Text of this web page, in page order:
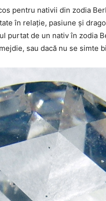
pentru nativii din zodia
în relație, pasiune și
purtat de un nativ în zodia
sau dacă nu se simte